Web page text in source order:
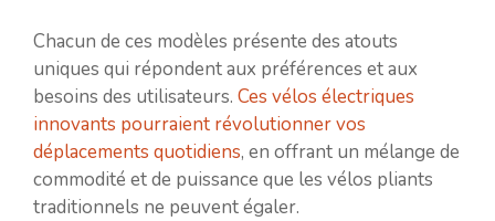
Chacun de ces modèles présente des atouts
uniques qui répondent aux préférences et aux
besoins des utilisateurs. Ces vélos électriques
innovants pourraient révolutionner vos
déplacements quotidiens, en offrant un mélange de
commodité et de puissance que les vélos pliants
traditionnels ne peuvent égaler.